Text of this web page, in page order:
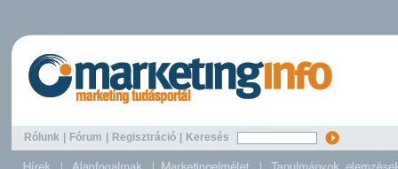
Rólunk Fórum Regisztráció Keresés